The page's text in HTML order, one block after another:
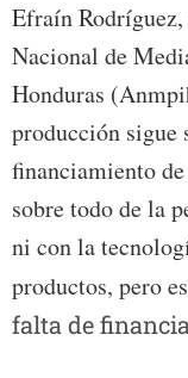
Efraín
Nacional de
Honduras
producción sigue
financiamiento
sobre todo de la
ni con la
productos, pero
falta de